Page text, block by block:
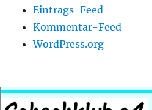
Eintrags-Feed
Kommentar-Feed
WordPress.org